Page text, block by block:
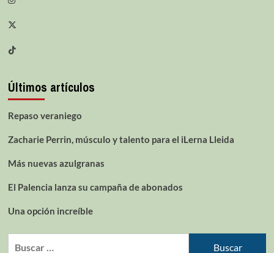
Últimos artículos
Repaso veraniego
Zacharie Perrin, músculo y talento para el iLerna Lleida
Más nuevas azulgranas
El Palencia lanza su campaña de abonados
Una opción increíble